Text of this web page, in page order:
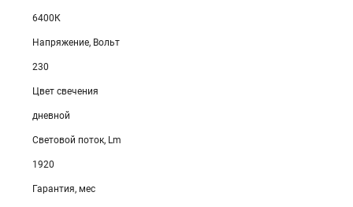
6400К
Напряжение, Вольт
230
Цвет свечения
дневной
Световой поток, Lm
1920
Гарантия, мес